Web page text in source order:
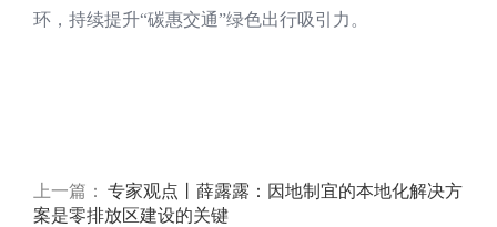
环，持续提升“碳惠交通”绿色出行吸引力。
上一篇： 专家观点丨薛露露：因地制宜的本地化解决方
案是零排放区建设的关键